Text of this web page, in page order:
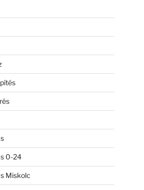
0-24
Miskolc